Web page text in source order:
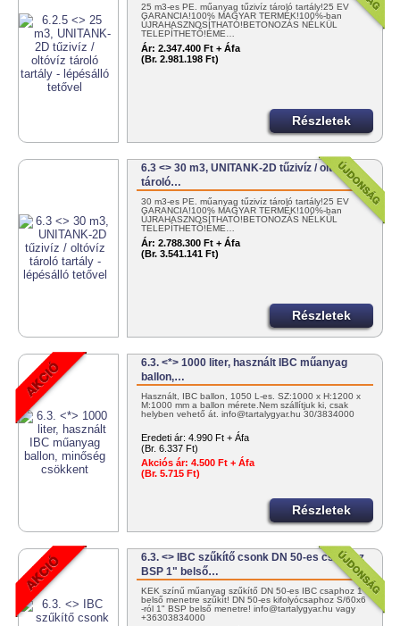
25 m3-es PE. műanyag tűzivíz tároló tartály!25 ÉV
GARANCIA!100% MAGYAR TERMÉK!100%-ban
ÚJRAHASZNOSÍTHATÓ!BETONOZÁS NÉLKÜL
TELEPÍTHETŐ!ÉME…
Ár: 2.347.400 Ft + Áfa
(Br. 2.981.198 Ft)
Részletek
6.3 <> 30 m3, UNITANK-2D tűzivíz / oltóvíz
tároló…
30 m3-es PE. műanyag tűzivíz tároló tartály!25 ÉV
GARANCIA!100% MAGYAR TERMÉK!100%-ban
ÚJRAHASZNOSÍTHATÓ!BETONOZÁS NÉLKÜL
TELEPÍTHETŐ!ÉME…
Ár: 2.788.300 Ft + Áfa
(Br. 3.541.141 Ft)
Részletek
6.3. <*> 1000 liter, használt IBC műanyag
ballon,…
Használt, IBC ballon, 1050 L-es. SZ:1000 x H:1200 x
M:1000 mm a ballon mérete.Nem szállítjuk ki, csak
helyben vehető át. info@tartalygyar.hu 30/3834000
Eredeti ár: 4.990 Ft + Áfa
(Br. 6.337 Ft)
Akciós ár: 4.500 Ft + Áfa
(Br. 5.715 Ft)
Részletek
6.3. <> IBC szűkítő csonk DN 50-es csaphoz
BSP 1" belső…
KÉK színű műanyag szűkítő DN 50-es IBC csaphoz 1"
belső menetre szűkít! DN 50-es kifolyócsaphoz S/60x6
-ról 1" BSP belső menetre! info@tartalygyar.hu vagy
+36303834000